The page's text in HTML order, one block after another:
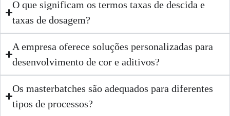
O que significam os termos taxas de descida e
taxas de dosagem?
A empresa oferece soluções personalizadas para
desenvolvimento de cor e aditivos?
Os masterbatches são adequados para diferentes
tipos de processos?